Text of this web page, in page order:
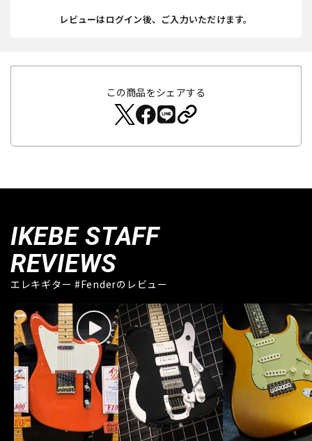
レビューはログイン後、ご入力いただけます。
この商品をシェアする
IKEBE STAFF
REVIEWS
エレキギター #Fenderのレビュー